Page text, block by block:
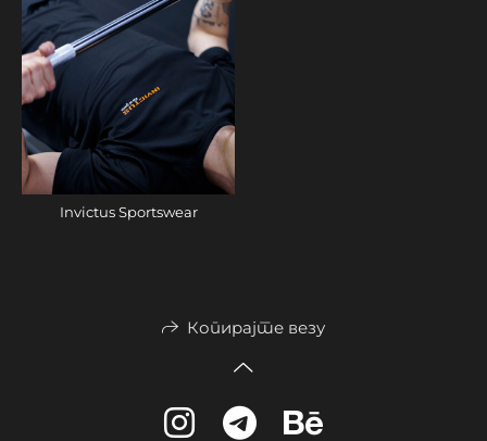
Invictus Sportswear
Копирајте везу